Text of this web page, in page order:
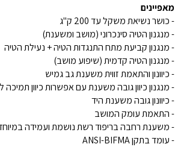
מאפיינים
- כושר נשיאת משקל עד 200 ק"ג
- מנגנון הטיה סינכרוני (מושב ומשענת)
- מנגנון קביעת מתח התנגדות הטיה + נעילת הטיה
- מנגנון הטיה קדמית (שיפוע מושב)
- כיוונון והתאמת זווית משענת גב גמיש
- מנגנון כיוון גובה משענת עם אפשרות כיוון תמיכה
- כיוונון גובה משענת היד
- התאמת עומק המושב
- משענת רחבה בריפוד רשת נושמת ועמידה
- עומד בתקן ANSI-BIFMA